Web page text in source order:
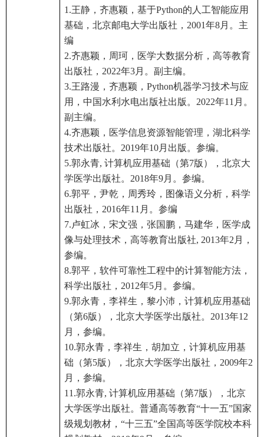
1.王静，齐惠颖，基于Python的人工智能应用
基础，北京邮电大学出版社，2001年8月。主
编
2.齐惠颖， 周珂 ，医学大数据分析，高等教育
出版社，2022年3月。副主编。
3.王路漫，齐惠颖，Python机器学习技术与应
用，中国水利水电出版社出版。2022年11月。
副主编。
4.齐惠颖，医学信息资源智能管理，湖北科学
技术出版社。2019年10月出版。参编。
5.郭永青, 计算机应用基础（第7版），北京大
学医学出版社。2018年9月。参编。
6.郭平，尹乾，周秀玲，图像语义分析，科学
出版社，2016年11月。参编
7.卢虹冰，宋文强，张国鹏，马建华，医学成
像与处理技术，高等教育出版社, 2013年2月，
参编。
8.郭平，软件可靠性工程中的计算智能方法，
科学出版社，2012年5月。参编。
9.郭永青，李祥生，黎小沛，计算机应用基础
（第6版），北京大学医学出版社。2013年12
月，参编。
10.郭永青，李祥生，胡加立，计算机应用基
础（第5版），北京大学医学出版社，2009年2
月，参编。
11.郭永青, 计算机应用基础（第7版），北京
大学医学出版社。普通高等教育“十一五”国家
级规划教材，“十三五”全国高等医学院校本科